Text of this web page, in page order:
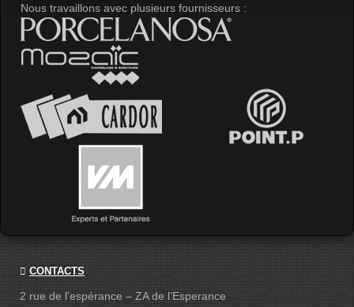
Nous travaillons avec plusieurs fournisseurs :
CONTACTS
2 rue de l’espérance – ZA de l’Esperance